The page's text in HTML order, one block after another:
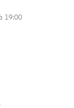
19:00